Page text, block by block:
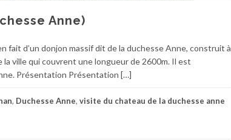
Anne)
d’un donjon massif dit de la duchesse Anne, construit à
ville qui couvrent une longueur de 2600m. Il est
Présentation Présentation […]
, Duchesse Anne, visite du chateau de la duchesse anne